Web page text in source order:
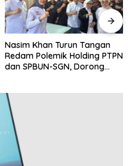
Bawa Salinan LHP BPK ke
DPRD, Eko Febriyanto Ajak
Dewan Adu Data dan